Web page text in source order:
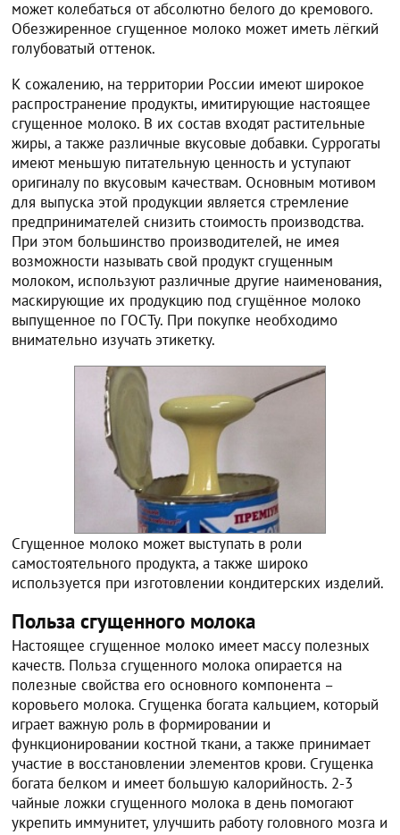
может колебаться от абсолютно белого до кремового.
Обезжиренное сгущенное молоко может иметь лёгкий
голубоватый оттенок.
К сожалению, на территории России имеют широкое
распространение продукты, имитирующие настоящее
сгущенное молоко. В их состав входят растительные
жиры, а также различные вкусовые добавки. Суррогаты
имеют меньшую питательную ценность и уступают
оригиналу по вкусовым качествам. Основным мотивом
для выпуска этой продукции является стремление
предпринимателей снизить стоимость производства.
При этом большинство производителей, не имея
возможности называть свой продукт сгущенным
молоком, используют различные другие наименования,
маскирующие их продукцию под сгущённое молоко
выпущенное по ГОСТу. При покупке необходимо
внимательно изучать этикетку.
Сгущенное молоко может выступать в роли
самостоятельного продукта, а также широко
используется при изготовлении кондитерских изделий.
Польза сгущенного молока
Настоящее сгущенное молоко имеет массу полезных
качеств. Польза сгущенного молока опирается на
полезные свойства его основного компонента –
коровьего молока. Сгущенка богата кальцием, который
играет важную роль в формировании и
функционировании костной ткани, а также принимает
участие в восстановлении элементов крови. Сгущенка
богата белком и имеет большую калорийность. 2-3
чайные ложки сгущенного молока в день помогают
укрепить иммунитет, улучшить работу головного мозга и